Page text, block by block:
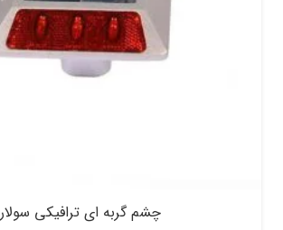
چشم گربه ای ترافیکی سولار